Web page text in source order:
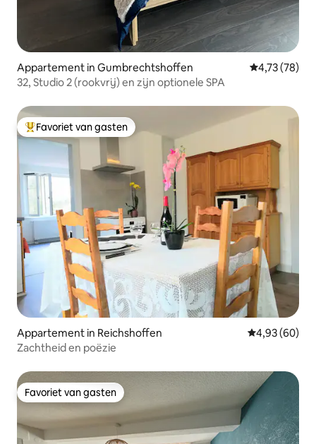
Appartement in Gumbrechtshoffen Gemiddelde
4,73 (78)
32, Studio 2 (rookvrij) en zijn optionele SPA
Topfavoriet van gasten
Favoriet van gasten
Appartement in Reichshoffen Gemiddelde
4,93 (60)
Zachtheid en poëzie
Favoriet van gasten
Favoriet van gasten